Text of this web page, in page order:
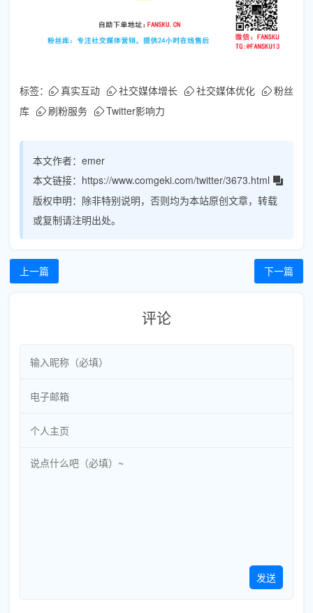
标签： 真实互动 社交媒体增长 社交媒体优化
粉丝
库
刷粉服务 Twitter影响力
本文作者： emer
本文链接： https://www.comgeki.com/twitter/3673.html
版权申明： 除非特别说明，否则均为本站原创文章，转载
或复制请注明出处。
上一篇 下一篇
评论
发送